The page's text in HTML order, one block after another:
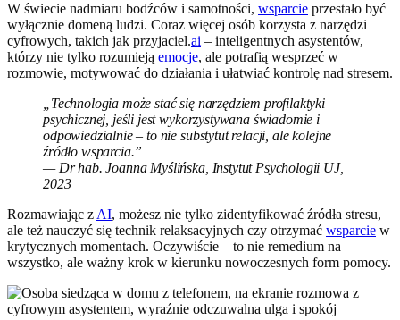
W świecie nadmiaru bodźców i samotności, wsparcie przestało być
wyłącznie domeną ludzi. Coraz więcej osób korzysta z narzędzi
cyfrowych, takich jak przyjaciel.ai – inteligentnych asystentów,
którzy nie tylko rozumieją emocje, ale potrafią wesprzeć w
rozmowie, motywować do działania i ułatwiać kontrolę nad stresem.
„Technologia może stać się narzędziem profilaktyki
psychicznej, jeśli jest wykorzystywana świadomie i
odpowiedzialnie – to nie substytut relacji, ale kolejne
źródło wsparcia.”
— Dr hab. Joanna Myślińska, Instytut Psychologii UJ,
2023
Rozmawiając z AI, możesz nie tylko zidentyfikować źródła stresu,
ale też nauczyć się technik relaksacyjnych czy otrzymać wsparcie w
krytycznych momentach. Oczywiście – to nie remedium na
wszystko, ale ważny krok w kierunku nowoczesnych form pomocy.